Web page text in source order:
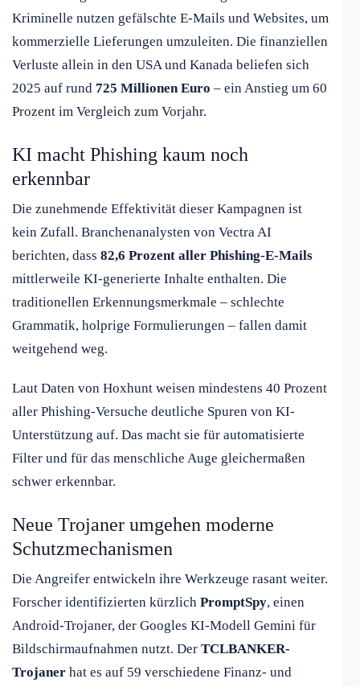
Kriminelle nutzen gefälschte E-Mails und Websites, um
kommerzielle Lieferungen umzuleiten. Die finanziellen
Verluste allein in den USA und Kanada beliefen sich
2025 auf rund 725 Millionen Euro – ein Anstieg um 60
Prozent im Vergleich zum Vorjahr.
KI macht Phishing kaum noch
erkennbar
Die zunehmende Effektivität dieser Kampagnen ist
kein Zufall. Branchenanalysten von Vectra AI
berichten, dass 82,6 Prozent aller Phishing-E-Mails
mittlerweile KI-generierte Inhalte enthalten. Die
traditionellen Erkennungsmerkmale – schlechte
Grammatik, holprige Formulierungen – fallen damit
weitgehend weg.
Laut Daten von Hoxhunt weisen mindestens 40 Prozent
aller Phishing-Versuche deutliche Spuren von KI-
Unterstützung auf. Das macht sie für automatisierte
Filter und für das menschliche Auge gleichermaßen
schwer erkennbar.
Neue Trojaner umgehen moderne
Schutzmechanismen
Die Angreifer entwickeln ihre Werkzeuge rasant weiter.
Forscher identifizierten kürzlich PromptSpy, einen
Android-Trojaner, der Googles KI-Modell Gemini für
Bildschirmaufnahmen nutzt. Der TCLBANKER-
Trojaner hat es auf 59 verschiedene Finanz- und